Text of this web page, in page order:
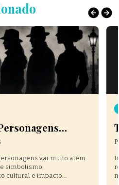
vai muito além
simbolismo,
cultural e impacto